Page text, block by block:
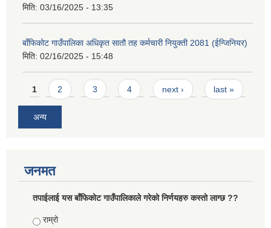
मिति: 03/16/2025 - 13:35
बाँफिकोट गाउँपालिका अधिकृत सातौ तह कर्मचारी नियुक्ती 2081 (ईन्जिनियर)
मिति: 02/16/2025 - 15:48
Pages
1 2 3 4 next › last »
अन्य
जनमत
तपाईलाई यस बाँफिकोट गाउँपालिकाले गरेको निर्णयहरु कस्तो लाग्छ ??
Choices
राम्रो